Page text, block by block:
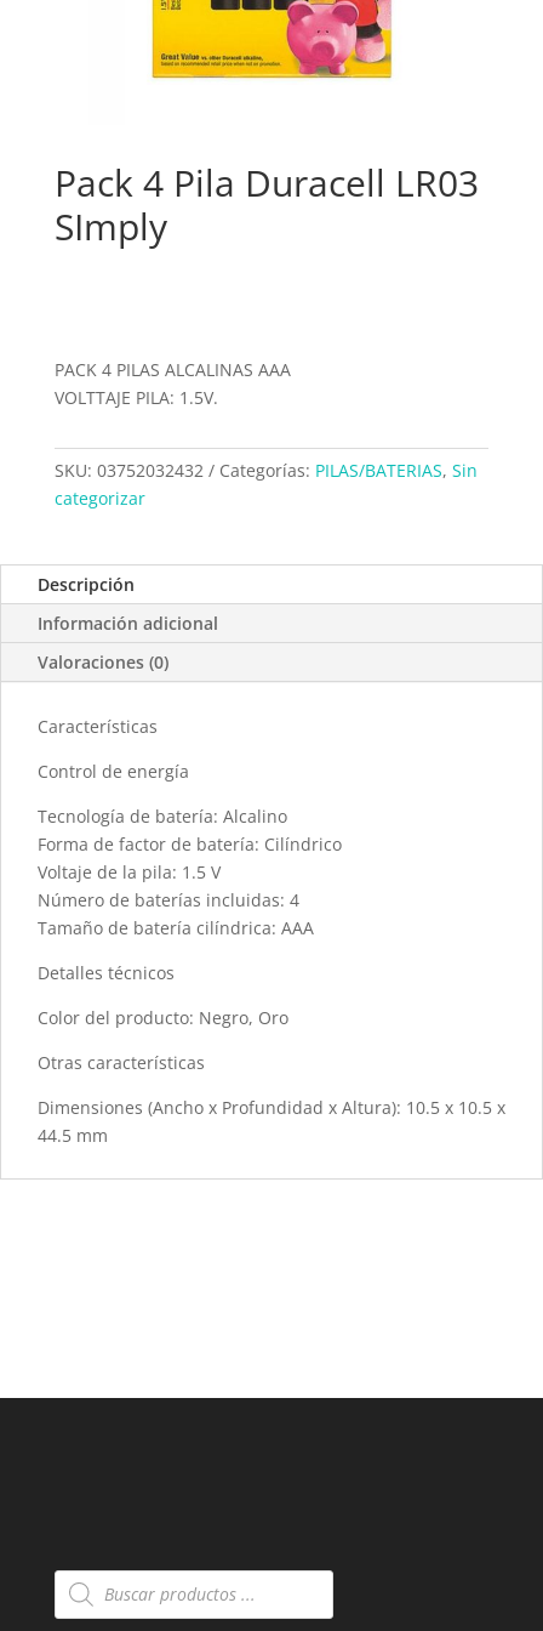
Pack 4 Pila Duracell LR03
SImply
PACK 4 PILAS ALCALINAS AAA
VOLTTAJE PILA: 1.5V.
SKU: 03752032432 Categorías: PILAS/BATERIAS, Sin
categorizar
Descripción
Información adicional
Valoraciones (0)
Características
Control de energía
Tecnología de batería: Alcalino
Forma de factor de batería: Cilíndrico
Voltaje de la pila: 1.5 V
Número de baterías incluidas: 4
Tamaño de batería cilíndrica: AAA
Detalles técnicos
Color del producto: Negro, Oro
Otras características
Dimensiones (Ancho x Profundidad x Altura): 10.5 x 10.5 x
44.5 mm
Búsqueda